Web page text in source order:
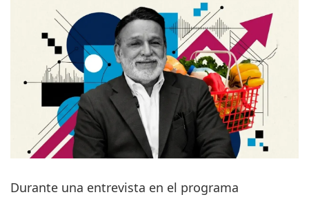
Durante una entrevista en el programa